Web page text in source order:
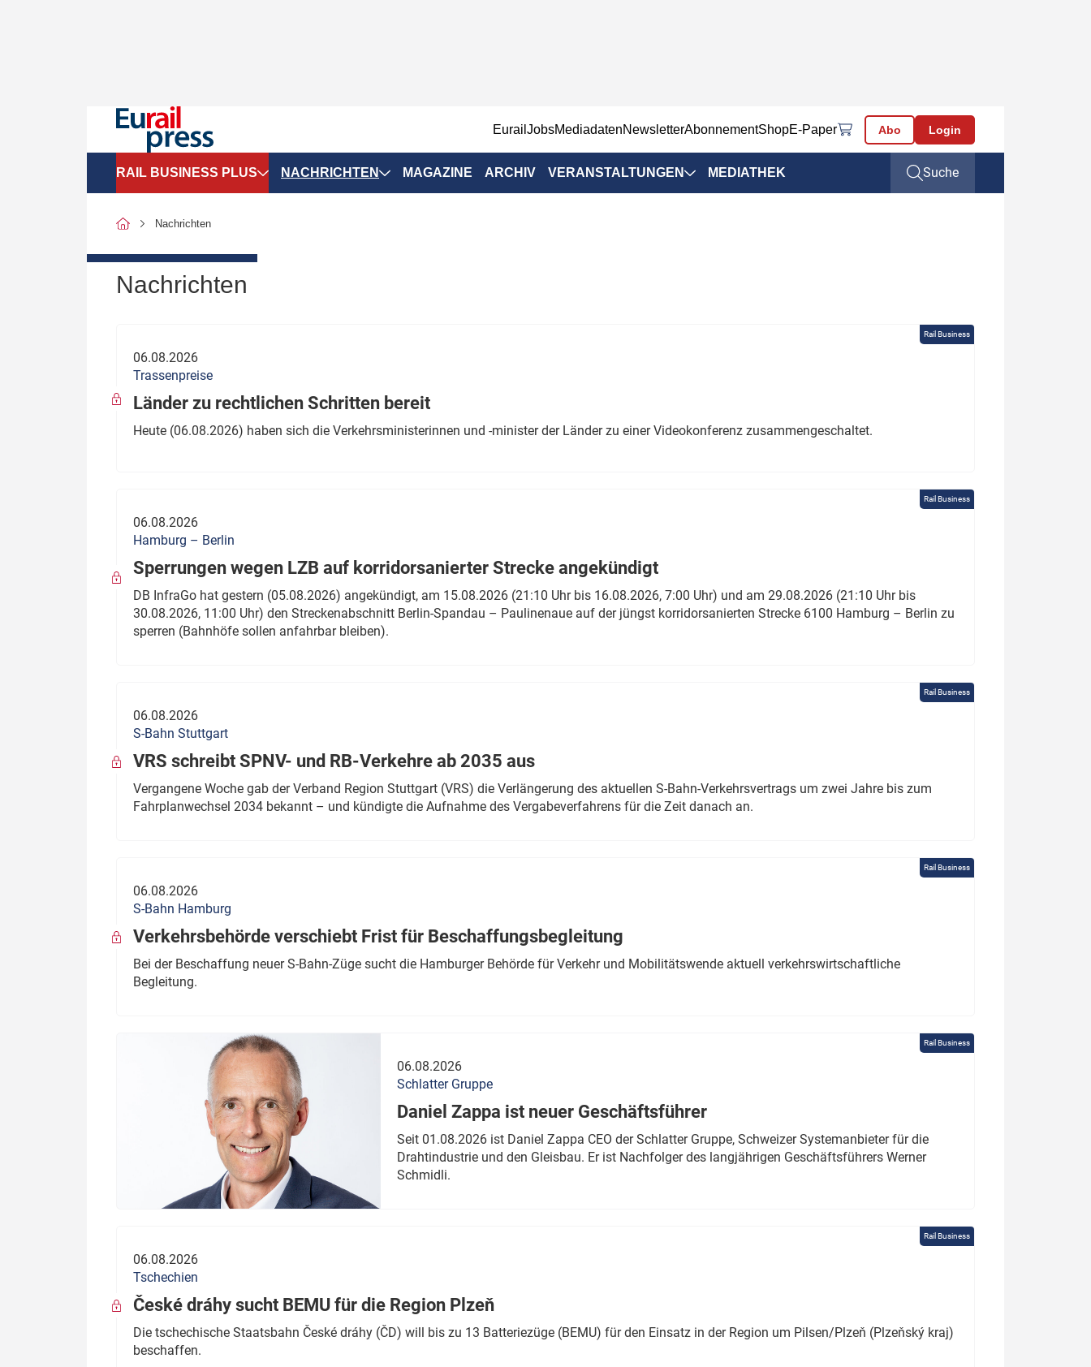
EurailJobsMediadatenNewsletterAbonnementShopE-Paper Abo Login
RAIL BUSINESS PLUS
SPNV-Marktdaten
Politik
wen?
Thema des Monats
Dossier: Generalsanierung
Dossier: ETCS
Dossier:
NACHRICHTEN MAGAZINE ARCHIV VERANSTALTUNGEN MEDIATHEK Suche
Nachrichten
Nachrichten
Rail Business
06.08.2026
Trassenpreise
Länder zu rechtlichen Schritten bereit
Heute (06.08.2026) haben sich die Verkehrsministerinnen und -minister der Länder zu einer Videokonferenz zusammengeschaltet.
Rail Business
06.08.2026
Hamburg – Berlin
Sperrungen wegen LZB auf korridorsanierter Strecke angekündigt
DB InfraGo hat gestern (05.08.2026) angekündigt, am 15.08.2026 (21:10 Uhr bis 16.08.2026, 7:00 Uhr) und am 29.08.2026 (21:10 Uhr bis
30.08.2026, 11:00 Uhr) den Streckenabschnitt Berlin-Spandau – Paulinenaue auf der jüngst korridorsanierten Strecke 6100 Hamburg – Berlin zu
sperren (Bahnhöfe sollen anfahrbar bleiben).
Rail Business
06.08.2026
S-Bahn Stuttgart
VRS schreibt SPNV- und RB-Verkehre ab 2035 aus
Vergangene Woche gab der Verband Region Stuttgart (VRS) die Verlängerung des aktuellen S-Bahn-Verkehrsvertrags um zwei Jahre bis zum
Fahrplanwechsel 2034 bekannt – und kündigte die Aufnahme des Vergabeverfahrens für die Zeit danach an.
Rail Business
06.08.2026
S-Bahn Hamburg
Verkehrsbehörde verschiebt Frist für Beschaffungsbegleitung
Bei der Beschaffung neuer S-Bahn-Züge sucht die Hamburger Behörde für Verkehr und Mobilitätswende aktuell verkehrswirtschaftliche
Begleitung.
Rail Business
06.08.2026
Schlatter Gruppe
Daniel Zappa ist neuer Geschäftsführer
Seit 01.08.2026 ist Daniel Zappa CEO der Schlatter Gruppe, Schweizer Systemanbieter für die
Drahtindustrie und den Gleisbau. Er ist Nachfolger des langjährigen Geschäftsführers Werner
Schmidli.
Rail Business
06.08.2026
Tschechien
České dráhy sucht BEMU für die Region Plzeň
Die tschechische Staatsbahn České dráhy (ČD) will bis zu 13 Batteriezüge (BEMU) für den Einsatz in der Region um Pilsen/Plzeň (Plzeňský kraj)
beschaffen.